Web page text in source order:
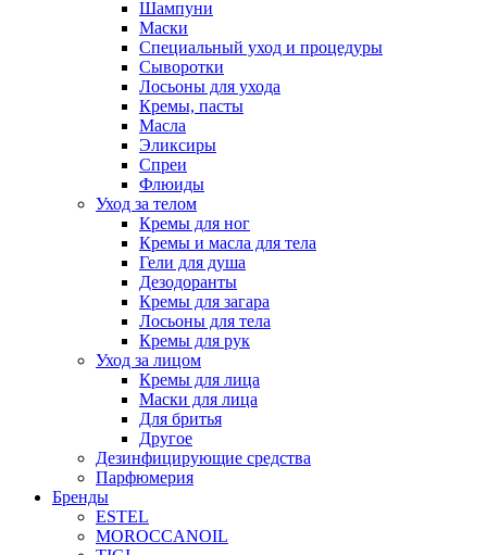
Шампуни
Маски
Специальный уход и процедуры
Сыворотки
Лосьоны для ухода
Кремы, пасты
Масла
Эликсиры
Спреи
Флюиды
Уход за телом
Кремы для ног
Кремы и масла для тела
Гели для душа
Дезодоранты
Кремы для загара
Лосьоны для тела
Кремы для рук
Уход за лицом
Кремы для лица
Маски для лица
Для бритья
Другое
Дезинфицирующие средства
Парфюмерия
Бренды
ESTEL
MOROCCANOIL